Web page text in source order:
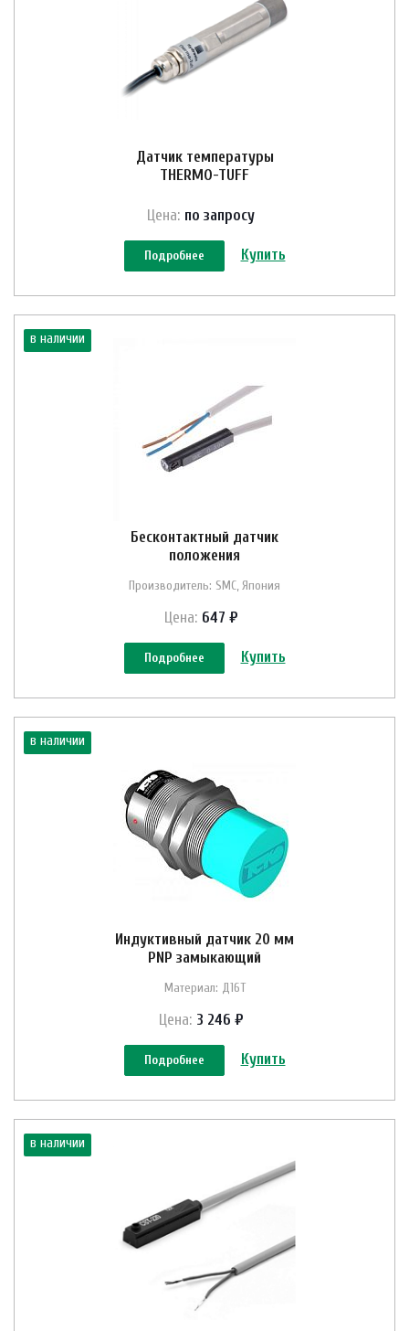
Датчик температуры
THERMO-TUFF
Цена: по запросу
Подробнее Купить
в наличии
Бесконтактный датчик
положения
Производитель: SMC, Япония
Цена: 647 ₽
Подробнее Купить
в наличии
Индуктивный датчик 20 мм
PNP замыкающий
Материал: Д16Т
Цена: 3 246 ₽
Подробнее Купить
в наличии